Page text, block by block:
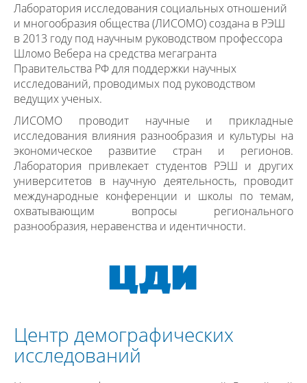
Лаборатория исследования социальных отношений
и многообразия общества (ЛИСОМО) создана в РЭШ
в 2013 году под научным руководством профессора
Шломо Вебера на средства мегагранта
Правительства РФ для поддержки научных
исследований, проводимых под руководством
ведущих ученых.
ЛИСОМО проводит научные и прикладные
исследования влияния разнообразия и культуры на
экономическое развитие стран и регионов.
Лаборатория привлекает студентов РЭШ и других
университетов в научную деятельность, проводит
международные конференции и школы по темам,
охватывающим вопросы регионального
разнообразия, неравенства и идентичности.
Центр демографических
исследований